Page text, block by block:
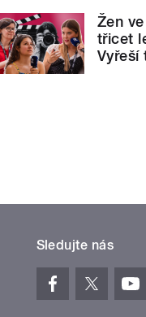
Žen
třicet
Vyřeší
Sledujte nás